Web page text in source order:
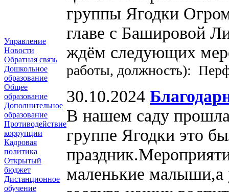
Управление
Новости
Обратная связь
Дошкольное
образование
Общее
образование
Дополнительное
образование
Противодействие
коррупции
Кадровая
политика
Открытый
бюджет
Дистанционное
обучение
группы Ягодки
главе с Башировой
ждём следующих
работы, должность):
30.10.2024
В нашем саду
группе Ягодки это
маленькие малыши,а